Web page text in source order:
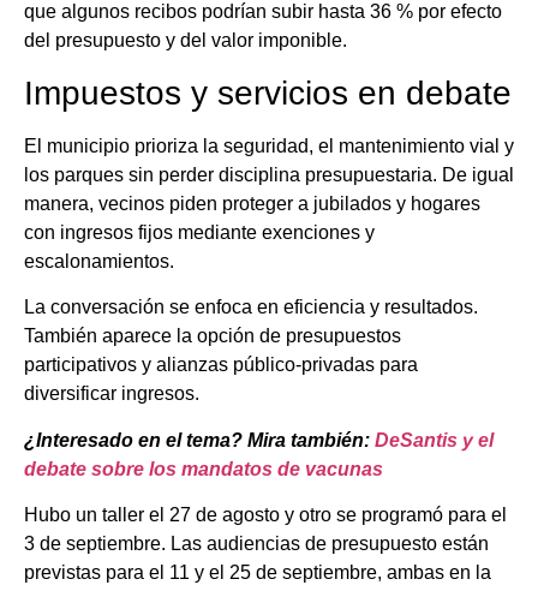
que algunos recibos podrían subir hasta 36 % por efecto
del presupuesto y del valor imponible.
Impuestos y servicios en debate
El municipio prioriza la seguridad, el mantenimiento vial y
los parques sin perder disciplina presupuestaria. De igual
manera, vecinos piden proteger a jubilados y hogares
con ingresos fijos mediante exenciones y
escalonamientos.
La conversación se enfoca en eficiencia y resultados.
También aparece la opción de presupuestos
participativos y alianzas público-privadas para
diversificar ingresos.
¿Interesado en el tema? Mira también: DeSantis y el
debate sobre los mandatos de vacunas
Hubo un taller el 27 de agosto y otro se programó para el
3 de septiembre. Las audiencias de presupuesto están
previstas para el 11 y el 25 de septiembre, ambas en la